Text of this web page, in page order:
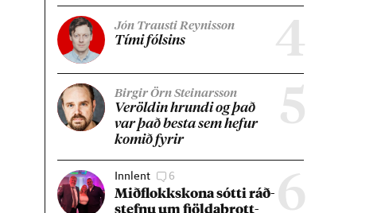
4
Jón Trausti Reynisson
Tími fóls­ins
5
Birgir Örn Steinarsson
Ver­öld­in hrundi og það
var það besta sem hef­ur
kom­ið fyr­ir
6
Innlent 6
Mið­flokks­kona sótti ráð­
stefnu um fjölda­brott­